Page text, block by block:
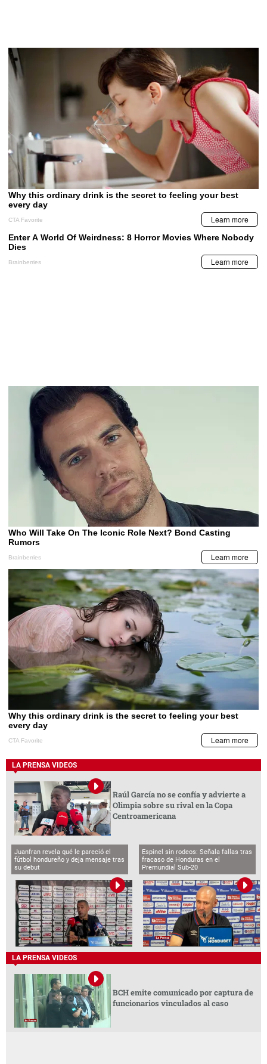
LA PRENSA VIDEOS
Raúl García no se confía y advierte a
Olimpia sobre su rival en la Copa
Centroamericana
Juanfran revela qué le pareció el
fútbol hondureño y deja mensaje tras
su debut
Espinel sin rodeos: Señala fallas tras
fracaso de Honduras en el
Premundial Sub-20
LA PRENSA VIDEOS
BCH emite comunicado por captura de
funcionarios vinculados al caso